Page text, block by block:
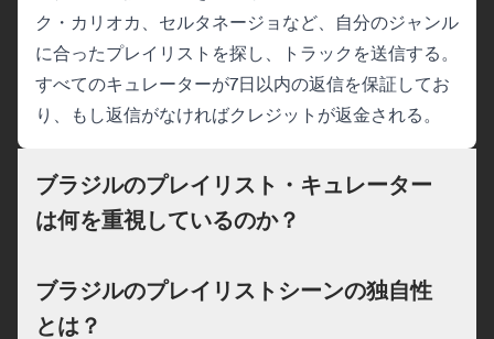
ク・カリオカ、セルタネージョなど、自分のジャンル
に合ったプレイリストを探し、トラックを送信する。
すべてのキュレーターが7日以内の返信を保証してお
り、もし返信がなければクレジットが返金される。
ブラジルのプレイリスト・キュレーター
は何を重視しているのか？
ブラジルのプレイリストシーンの独自性
とは？